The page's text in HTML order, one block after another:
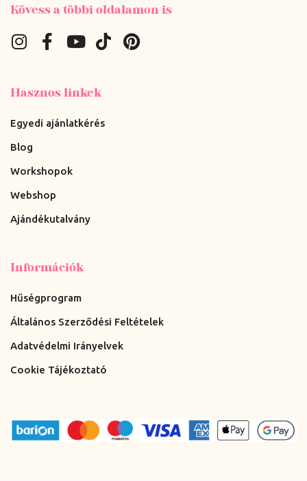
Kövess a többi oldalamon is
Hasznos linkek
Egyedi ajánlatkérés
Blog
Workshopok
Webshop
Ajándékutalvány
Információk
Hűségprogram
Általános Szerződési Feltételek
Adatvédelmi Irányelvek
Cookie Tájékoztató